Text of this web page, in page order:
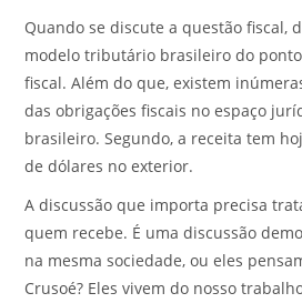
Quando se discute a questão fiscal,
modelo tributário brasileiro do
fiscal. Além do que, existem
das obrigações fiscais no espaço
brasileiro. Segundo, a receita tem
de dólares no exterior.
A discussão que importa precisa
quem recebe. É uma discussão
na mesma sociedade, ou eles
Crusoé? Eles vivem do nosso